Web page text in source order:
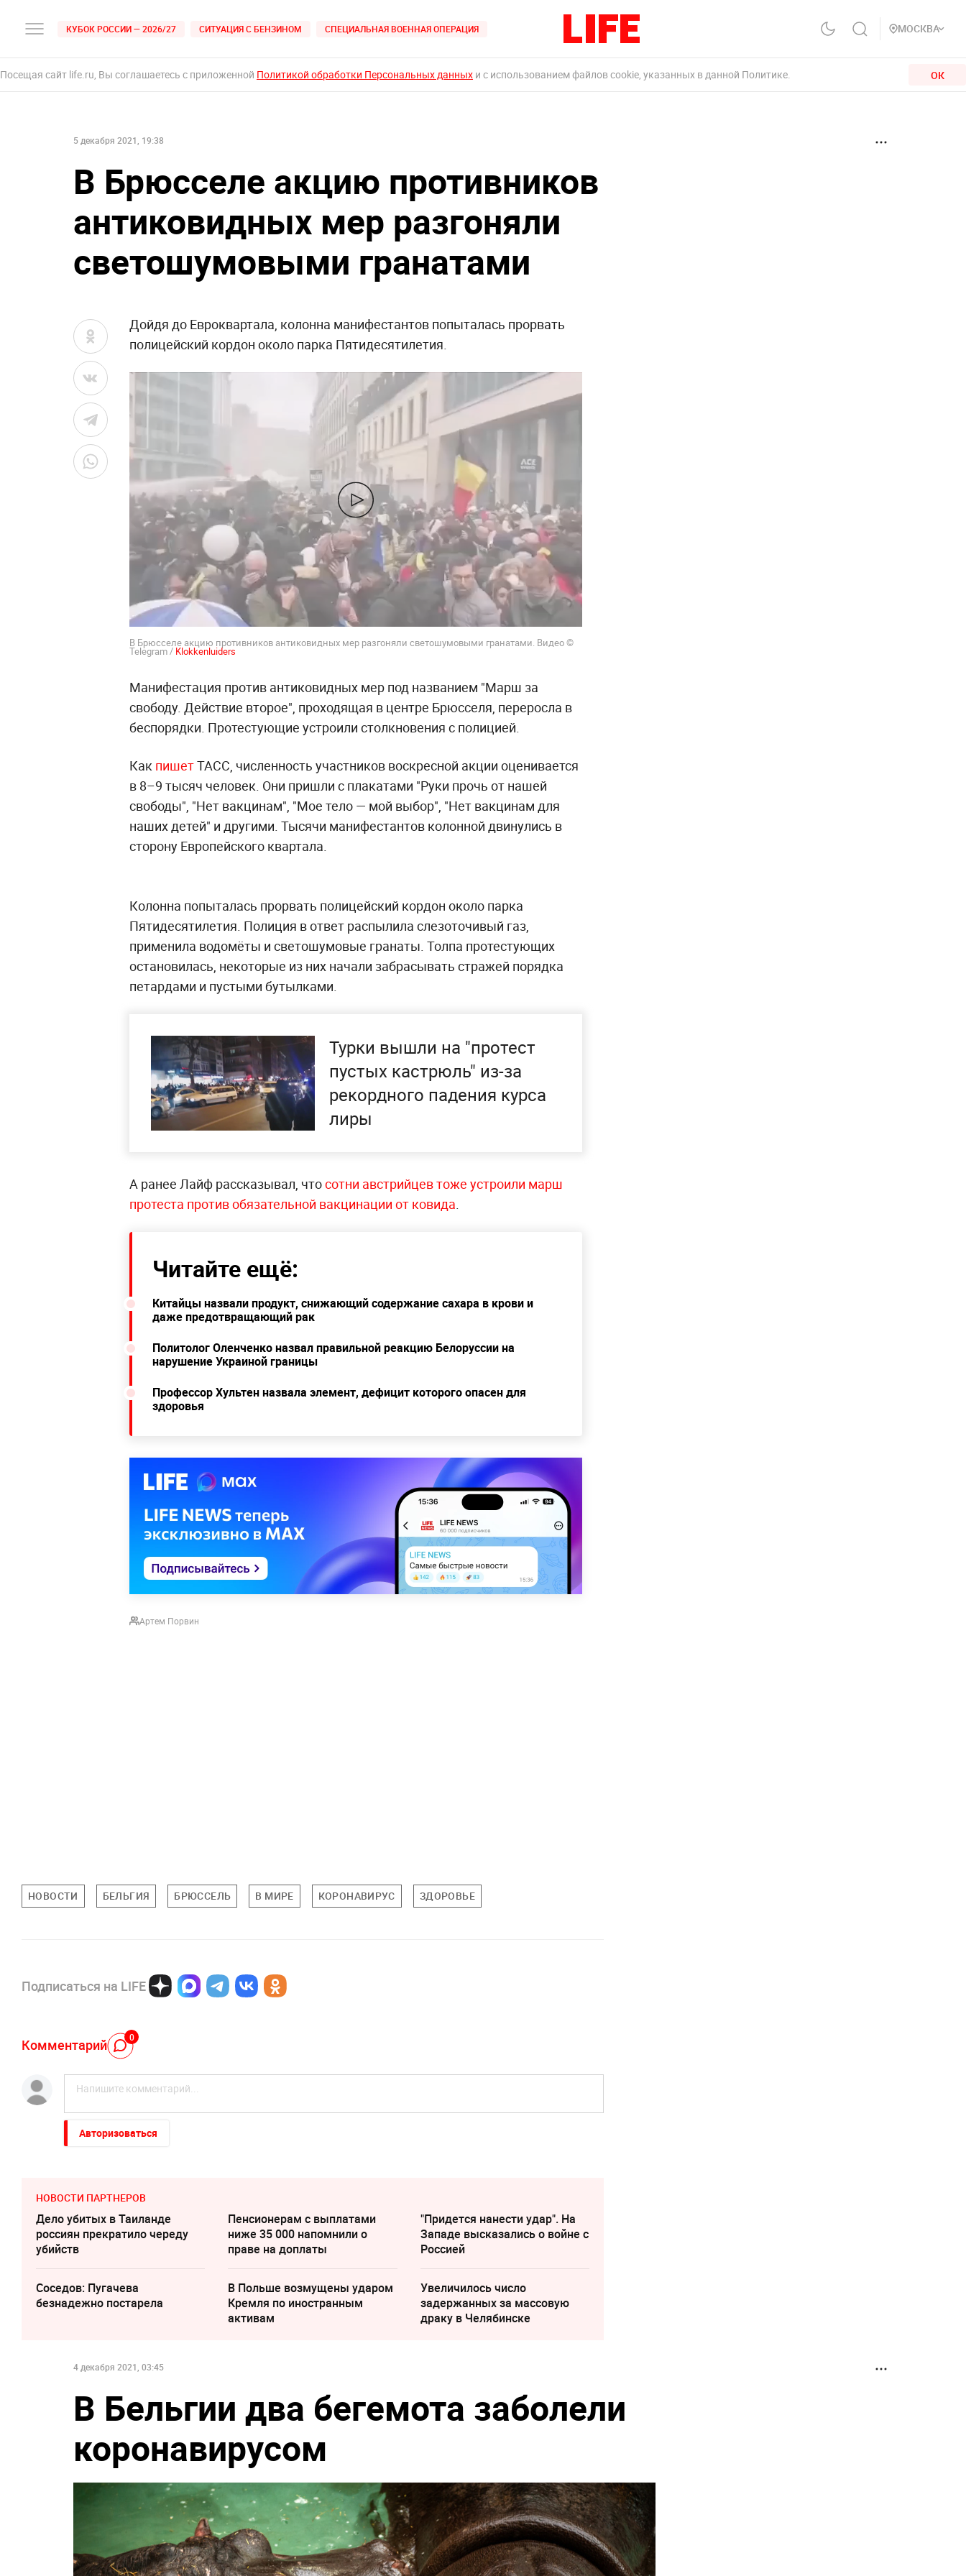
КУБОК РОССИИ — 2026/27 СИТУАЦИЯ С БЕНЗИНОМ СПЕЦИАЛЬНАЯ ВОЕННАЯ ОПЕРАЦИЯ МОСКВА
Посещая сайт life.ru, Вы соглашаетесь с приложенной Политикой обработки Персональных данных и с использованием файлов cookie, указанных в данной Политике. ОК
5 декабря 2021, 19:38
В Брюсселе акцию противников
антиковидных мер разгоняли
светошумовыми гранатами
Дойдя до Евроквартала, колонна манифестантов попыталась прорвать
полицейский кордон около парка Пятидесятилетия.
В Брюсселе акцию противников антиковидных мер разгоняли светошумовыми гранатами. Видео ©
Telegram / Klokkenluiders
Манифестация против антиковидных мер под названием "Марш за
свободу. Действие второе", проходящая в центре Брюсселя, переросла в
беспорядки. Протестующие устроили столкновения с полицией.
Как пишетТАСС, численность участников воскресной акции оценивается
в 8–9 тысяч человек. Они пришли с плакатами "Руки прочь от нашей
свободы", "Нет вакцинам", "Мое тело — мой выбор", "Нет вакцинам для
наших детей" и другими. Тысячи манифестантов колонной двинулись в
сторону Европейского квартала.
Колонна попыталась прорвать полицейский кордон около парка
Пятидесятилетия. Полиция в ответ распылила слезоточивый газ,
применила водомёты и светошумовые гранаты. Толпа протестующих
остановилась, некоторые из них начали забрасывать стражей порядка
петардами и пустыми бутылками.
Турки вышли на "протест
пустых кастрюль" из-за
рекордного падения курса
лиры
А ранее Лайф рассказывал, чтосотни австрийцев тоже устроили марш
протеста против обязательной вакцинации от ковида.
Читайте ещё:
Китайцы назвали продукт, снижающий содержание сахара в крови и
даже предотвращающий рак
Политолог Оленченко назвал правильной реакцию Белоруссии на
нарушение Украиной границы
Профессор Хультен назвала элемент, дефицит которого опасен для
здоровья
Артем Порвин
НОВОСТИ БЕЛЬГИЯ БРЮССЕЛЬ В МИРЕ КОРОНАВИРУС ЗДОРОВЬЕ
Подписаться на LIFE
Комментарий 0
Авторизоваться
НОВОСТИ ПАРТНЕРОВ
Дело убитых в Таиланде
россиян прекратило череду
убийств
Пенсионерам с выплатами
ниже 35 000 напомнили о
праве на доплаты
"Придется нанести удар". На
Западе высказались о войне с
Россией
Соседов: Пугачева
безнадежно постарела
В Польше возмущены ударом
Кремля по иностранным
активам
Увеличилось число
задержанных за массовую
драку в Челябинске
4 декабря 2021, 03:45
В Бельгии два бегемота заболели
коронавирусом